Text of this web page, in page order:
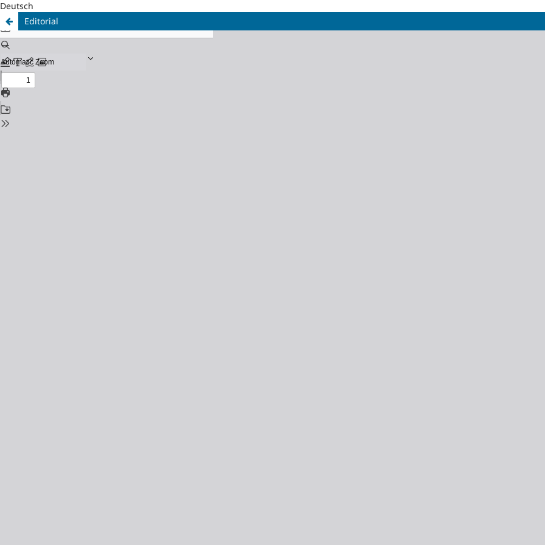
Deutsch
Editorial